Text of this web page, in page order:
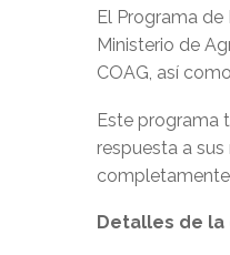
El Programa
Ministerio de
COAG, así
Este programa
respuesta a
Detalles de